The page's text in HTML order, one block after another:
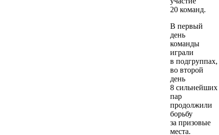
20 команд.
В первый
день
команды
играли
в подгруппах,
во второй
день
8 сильнейших
пар
продолжили
борьбу
за призовые
места.